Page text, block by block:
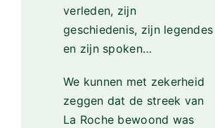
verleden, zijn
geschiedenis, zijn legendes
en zijn spoken…
We kunnen met zekerheid
zeggen dat de streek van
La Roche bewoond was